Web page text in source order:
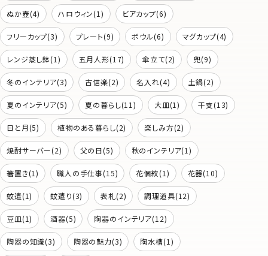
ぬか壺(4) ハロウィン(1) ビアカップ(6)
フリーカップ(3) プレート(9) ボウル(6) マグカップ(4)
レンジ蒸し鉢(1) 五月人形(17) 傘立て(2) 兜(9)
冬のインテリア(3) 古信楽(2) 名入れ(4) 土鍋(2)
夏のインテリア(5) 夏の暮らし(11) 大皿(1) 干支(13)
日と月(5) 植物のある暮らし(2) 楽しみ方(2)
焼酎サーバー(2) 父の日(5) 秋のインテリア(1)
箸置き(1) 職人の手仕事(15) 花個紋(1) 花器(10)
蚊遣(1) 蚊遣り(3) 表札(2) 調理道具(12)
豆皿(1) 酒器(5) 陶器のインテリア(12)
陶器の知識(3) 陶器の魅力(3) 陶水槽(1)